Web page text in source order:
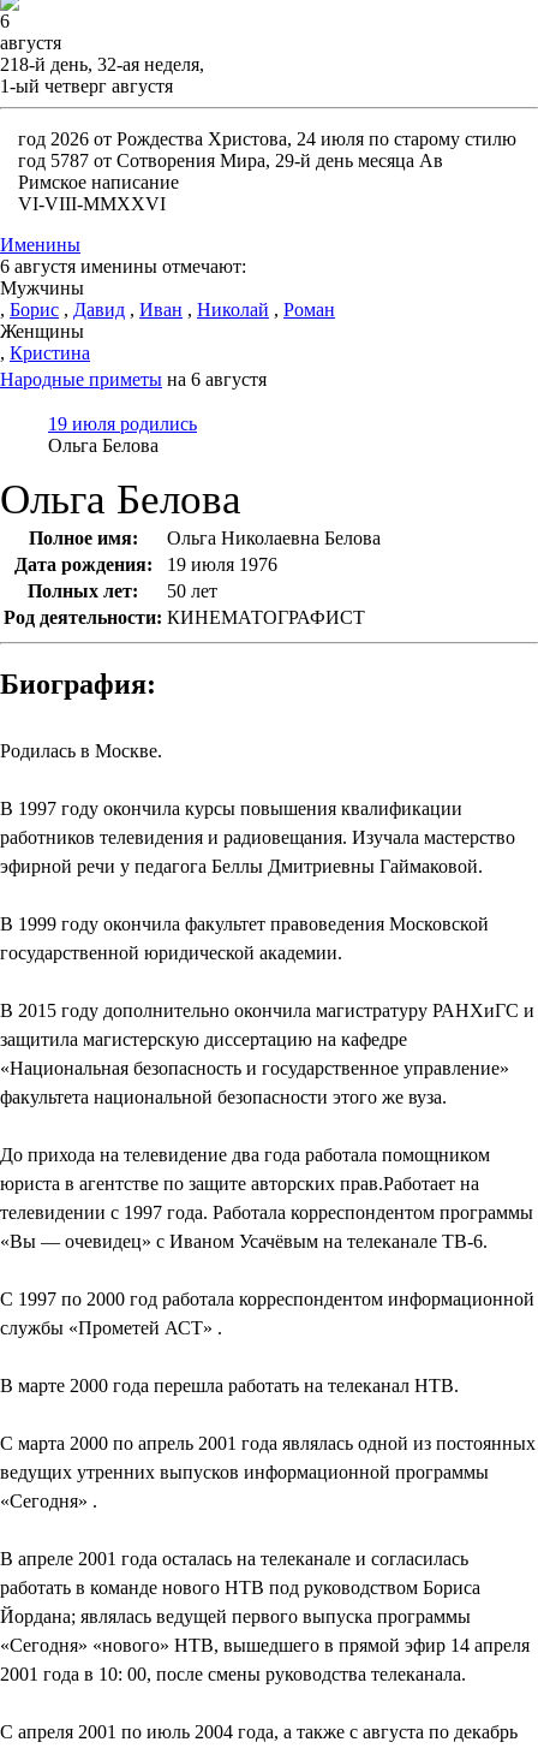
6
августя
218-й день, 32-ая неделя,
1-ый четверг августя
год 2026 от Рождества Христова, 24 июля по старому стилю
год 5787 от Сотворения Мира, 29-й день месяца Ав
Римское написание
VI-VIII-MMXXVI
Именины
6 августя именины отмечают:
Мужчины
, Борис , Давид , Иван , Николай , Роман
Женщины
, Кристина
Народные приметы на 6 августя
19 июля родились
Ольга Белова
Ольга Белова
Полное имя:
Ольга Николаевна Белова
Дата рождения:
19 июля 1976
Полных лет:
50 лет
Род деятельности: КИНЕМАТОГРАФИСТ
Биография:
Родилась в Москве.
В 1997 году окончила курсы повышения квалификации
работников телевидения и радиовещания. Изучала мастерство
эфирной речи у педагога Беллы Дмитриевны Гаймаковой.
В 1999 году окончила факультет правоведения Московской
государственной юридической академии.
В 2015 году дополнительно окончила магистратуру РАНХиГС и
защитила магистерскую диссертацию на кафедре
«Национальная безопасность и государственное управление»
факультета национальной безопасности этого же вуза.
До прихода на телевидение два года работала помощником
юриста в агентстве по защите авторских прав.Работает на
телевидении с 1997 года. Работала корреспондентом программы
«Вы — очевидец» с Иваном Усачёвым на телеканале ТВ-6.
С 1997 по 2000 год работала корреспондентом информационной
службы «Прометей АСТ» .
В марте 2000 года перешла работать на телеканал НТВ.
С марта 2000 по апрель 2001 года являлась одной из постоянных
ведущих утренних выпусков информационной программы
«Сегодня» .
В апреле 2001 года осталась на телеканале и согласилась
работать в команде нового НТВ под руководством Бориса
Йордана; являлась ведущей первого выпуска программы
«Сегодня» «нового» НТВ, вышедшего в прямой эфир 14 апреля
2001 года в 10: 00, после смены руководства телеканала.
С апреля 2001 по июль 2004 года, а также с августа по декабрь